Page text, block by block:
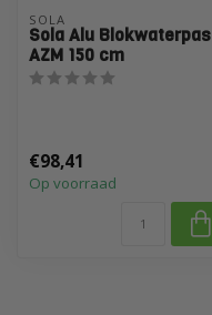
SOLA
Sola Alu Blokwaterpas
AZM 150 cm
€98,41
Op voorraad